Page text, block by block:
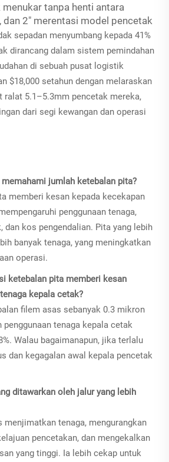
tanpa henti antara
dan 2" merentasi model pencetak
sepadan menyumbang kepada 41%
dirancang dalam sistem pemindahan
di sebuah pusat logistik
$18,000 setahun dengan melaraskan
ralat 5.1–5.3mm pencetak mereka,
dari segi kewangan dan operasi
jumlah ketebalan pita?
memberi kesan kepada kecekapan
penggunaan tenaga,
dan kos pengendalian. Pita yang lebih
banyak tenaga, yang meningkatkan
operasi.
ketebalan pita memberi kesan
kepala cetak?
filem asas sebanyak 0.3 mikron
penggunaan tenaga kepala cetak
Walau bagaimanapun, jika terlalu
dan kegagalan awal kepala pencetak
ditawarkan oleh jalur yang lebih
menjimatkan tenaga, mengurangkan
pencetakan, dan mengekalkan
yang tinggi. Ia lebih cekap untuk